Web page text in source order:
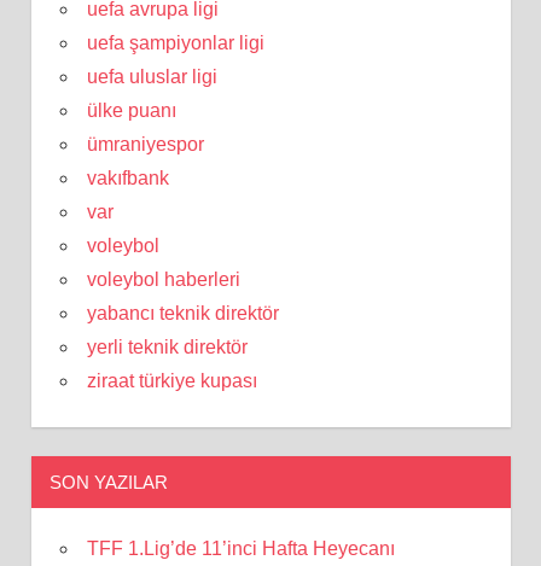
uefa avrupa ligi
uefa şampiyonlar ligi
uefa uluslar ligi
ülke puanı
ümraniyespor
vakıfbank
var
voleybol
voleybol haberleri
yabancı teknik direktör
yerli teknik direktör
ziraat türkiye kupası
SON YAZILAR
TFF 1.Lig’de 11’inci Hafta Heyecanı